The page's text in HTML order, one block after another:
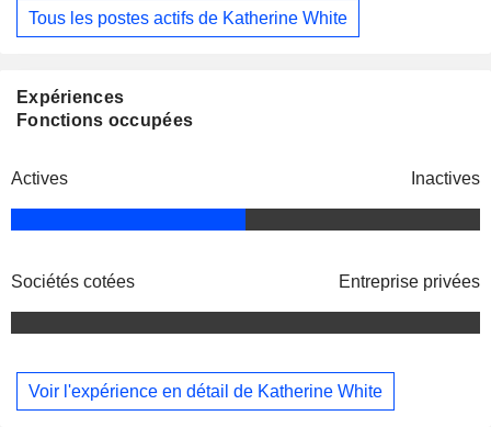
Tous les postes actifs de Katherine White
Expériences
Fonctions occupées
Actives Inactives
Sociétés cotées Entreprise privées
Voir l'expérience en détail de Katherine White